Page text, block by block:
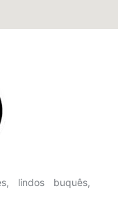
lindos buquês,